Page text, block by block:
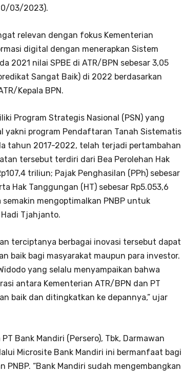
03/2023).
relevan dengan fokus Kementerian
digital dengan menerapkan Sistem
2021 nilai SPBE di ATR/BPN sebesar 3,05
Sangat Baik) di 2022 berdasarkan
Kepala BPN.
Program Strategis Nasional (PSN) yang
yakni program Pendaftaran Tanah Sistematis
tahun 2017-2022, telah terjadi pertambahan
tersebut terdiri dari Bea Perolehan Hak
triliun; Pajak Penghasilan (PPh) sebesar
Hak Tanggungan (HT) sebesar Rp5.053,6
mengoptimalkan PNBP untuk
Tjahjanto.
terciptanya berbagai inovasi tersebut dapat
baik bagi masyarakat maupun para investor.
yang selalu menyampaikan bahwa
antara Kementerian ATR/BPN dan PT
baik dan ditingkatkan ke depannya,” ujar
Bank Mandiri (Persero), Tbk, Darmawan
Microsite Bank Mandiri ini bermanfaat bagi
“Bank Mandiri sudah mengembangkan